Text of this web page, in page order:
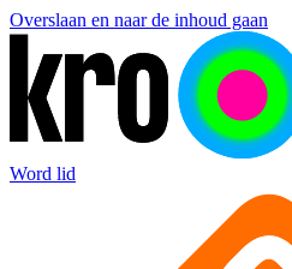
Overslaan en naar de inhoud gaan
Word lid